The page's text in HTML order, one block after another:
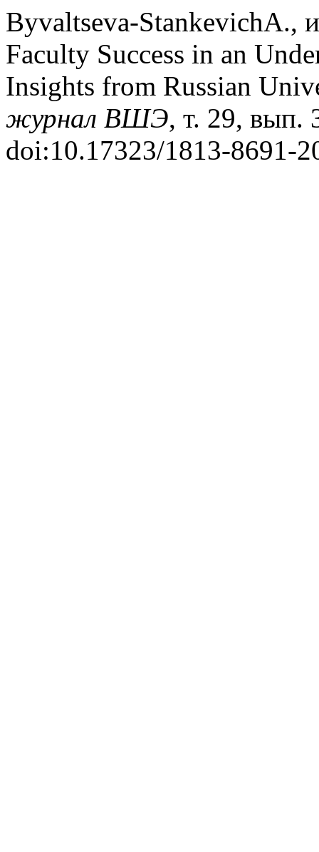
Byvaltseva-StankevichA.,
Faculty Success in an
Insights from Russian
журнал ВШЭ, т. 29, вып.
doi:10.17323/1813-8691-